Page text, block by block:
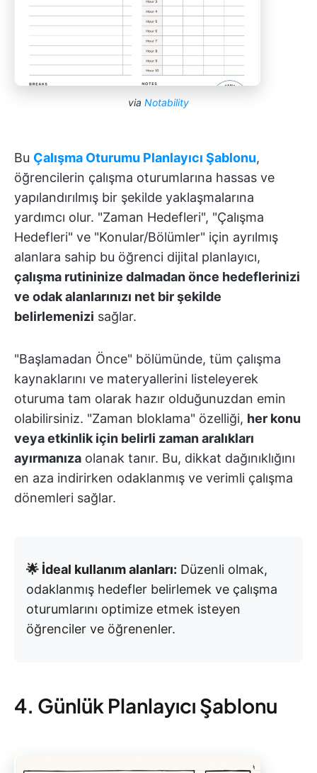
via Notability
Bu Çalışma Oturumu Planlayıcı Şablonu,
öğrencilerin çalışma oturumlarına hassas ve
yapılandırılmış bir şekilde yaklaşmalarına
yardımcı olur. "Zaman Hedefleri", "Çalışma
Hedefleri" ve "Konular/Bölümler" için ayrılmış
alanlara sahip bu öğrenci dijital planlayıcı,
çalışma rutininize dalmadan önce hedeflerinizi
ve odak alanlarınızı net bir şekilde
belirlemenizi sağlar.
"Başlamadan Önce" bölümünde, tüm çalışma
kaynaklarını ve materyallerini listeleyerek
oturuma tam olarak hazır olduğunuzdan emin
olabilirsiniz. "Zaman bloklama" özelliği, her konu
veya etkinlik için belirli zaman aralıkları
ayırmanıza olanak tanır. Bu, dikkat dağınıklığını
en aza indirirken odaklanmış ve verimli çalışma
dönemleri sağlar.
🌟 İdeal kullanım alanları: Düzenli olmak,
odaklanmış hedefler belirlemek ve çalışma
oturumlarını optimize etmek isteyen
öğrenciler ve öğrenenler.
4. Günlük Planlayıcı Şablonu